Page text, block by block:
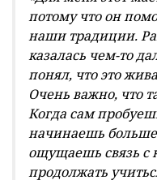
потому что он
наши традиции.
казалась чем-то
понял, что это
Очень важно, что
Когда сам
начинаешь больше
ощущаешь связь с
продолжать